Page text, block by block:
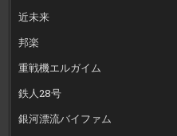
近未来
邦楽
重戦機エルガイム
鉄人28号
銀河漂流バイファム